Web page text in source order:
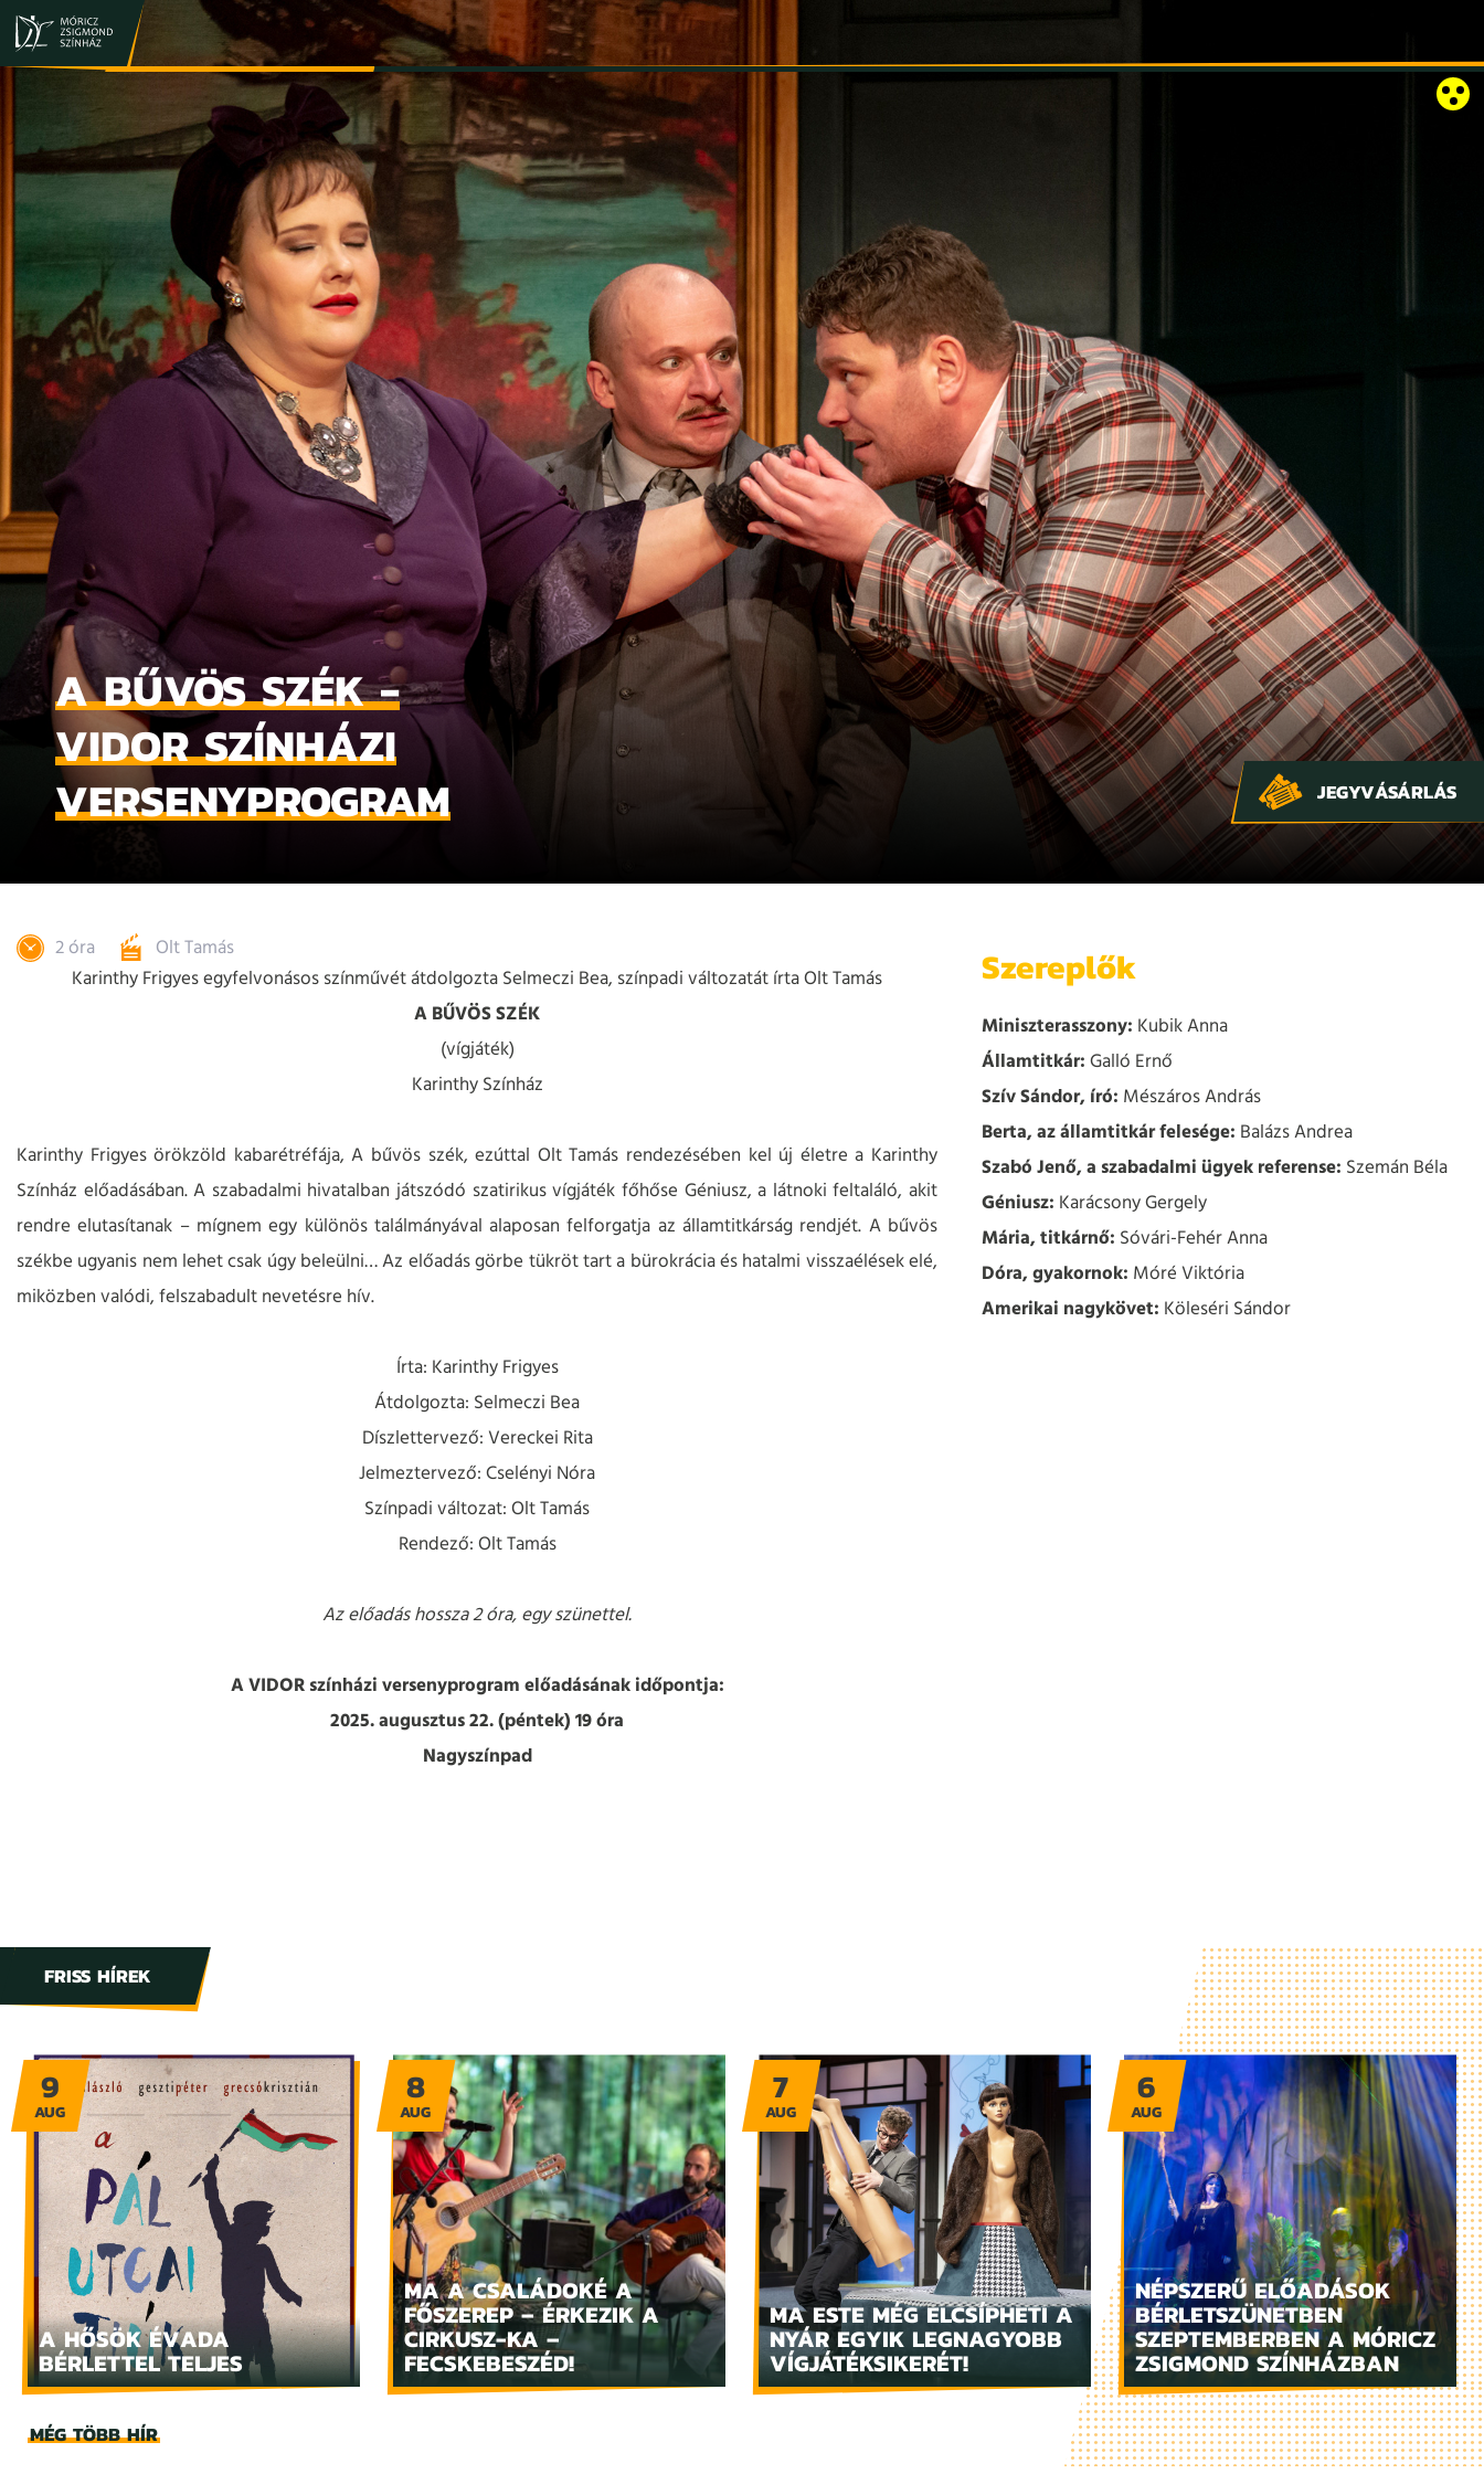
JEGY- ÉS BÉRLETVÁSÁRLÁS ELŐADÁSOK INFORMÁCIÓK SZÍNHÁZ EN
A BŰVÖS SZÉK -
VIDOR SZÍNHÁZI
VERSENYPROGRAM
JEGYVÁSÁRLÁS
2 óra
Olt Tamás
Karinthy Frigyes egyfelvonásos színművét átdolgozta Selmeczi Bea, színpadi változatát írta Olt Tamás
A BŰVÖS SZÉK
(vígjáték)
Karinthy Színház
Karinthy Frigyes örökzöld kabarétréfája, A bűvös szék, ezúttal Olt Tamás rendezésében kel új életre a Karinthy
Színház előadásában. A szabadalmi hivatalban játszódó szatirikus vígjáték főhőse Géniusz, a látnoki feltaláló, akit
rendre elutasítanak – mígnem egy különös találmányával alaposan felforgatja az államtitkárság rendjét. A bűvös
székbe ugyanis nem lehet csak úgy beleülni… Az előadás görbe tükröt tart a bürokrácia és hatalmi visszaélések elé,
miközben valódi, felszabadult nevetésre hív.
Írta: Karinthy Frigyes
Átdolgozta: Selmeczi Bea
Díszlettervező: Vereckei Rita
Jelmeztervező: Cselényi Nóra
Színpadi változat: Olt Tamás
Rendező: Olt Tamás
Az előadás hossza 2 óra, egy szünettel.
A VIDOR színházi versenyprogram előadásának időpontja:
2025. augusztus 22. (péntek) 19 óra
Nagyszínpad
Szereplők
Miniszterasszony: Kubik Anna
Államtitkár:Galló Ernő
Szív Sándor, író: Mészáros András
Berta, az államtitkár felesége: Balázs Andrea
Szabó Jenő, a szabadalmi ügyek referense: Szemán Béla
Géniusz: Karácsony Gergely
Mária, titkárnő: Sóvári-Fehér Anna
Dóra, gyakornok: Móré Viktória
Amerikai nagykövet: Köleséri Sándor
FRISS HÍREK
A HŐSÖK ÉVADA
BÉRLETTEL TELJES
9
AUG
MA A CSALÁDOKÉ A
FŐSZEREP – ÉRKEZIK A
CIRKUSZ-KA –
FECSKEBESZÉD!
8
AUG
MA ESTE MÉG ELCSÍPHETI A
NYÁR EGYIK LEGNAGYOBB
VÍGJÁTÉKSIKERÉT!
7
AUG
NÉPSZERŰ ELŐADÁSOK
BÉRLETSZÜNETBEN
SZEPTEMBERBEN A MÓRICZ
ZSIGMOND SZÍNHÁZBAN
6
AUG
MÉG TÖBB HÍR